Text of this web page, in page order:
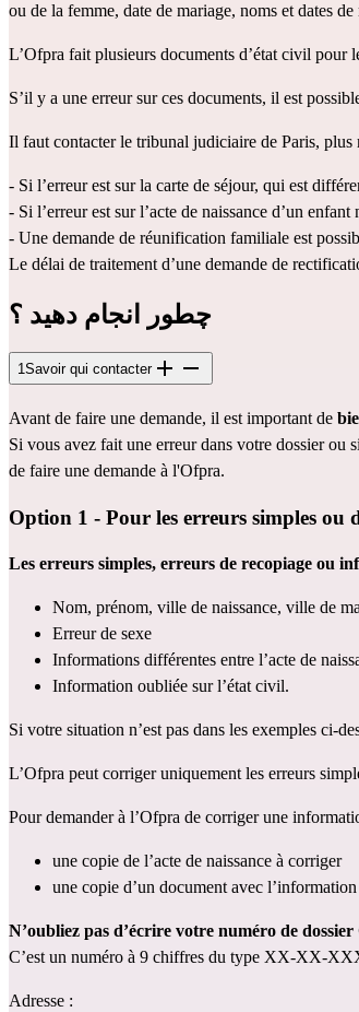
ou de la femme, date de mariage, noms et dates de
L’Ofpra fait plusieurs documents d’état civil pour
S’il y a une erreur sur ces documents, il est
Il faut contacter le tribunal judiciaire de Paris, plus
- Si l’erreur est sur la carte de séjour, qui est
- Si l’erreur est sur l’acte de naissance d’un
- Une demande de réunification familiale est
Le délai de traitement d’une demande de
چطور انجام دهید ؟
1Savoir qui contacter
Avant de faire une demande, il est important de
Si vous avez fait une erreur dans votre dossier
de faire une demande à l'Ofpra.
Option 1 - Pour les erreurs simples ou
Les erreurs simples, erreurs de recopiage ou
Nom, prénom, ville de naissance, ville de
Erreur de sexe
Informations différentes entre l’acte de
Information oubliée sur l’état civil.
Si votre situation n’est pas dans les exemples ci-
L’Ofpra peut corriger uniquement les erreurs
Pour demander à l’Ofpra de corriger une
une copie de l’acte de naissance à corriger
une copie d’un document avec
N’oubliez pas d’écrire votre numéro de
C’est un numéro à 9 chiffres du type XX-XX-
Adresse :